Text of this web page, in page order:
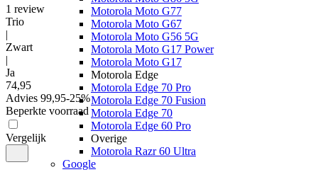
Motorola Moto G77
Motorola Moto G67
Motorola Moto G56 5G
Motorola Moto G17 Power
Motorola Moto G17
Motorola Edge
Motorola Edge 70 Pro
Motorola Edge 70 Fusion
Motorola Edge 70
Motorola Edge 60 Pro
Overige
Motorola Razr 60 Ultra
Google
1 review
Trio
|
Zwart
|
Ja
74,95
Advies 99,95-25%
Beperkte voorraad
Vergelijk